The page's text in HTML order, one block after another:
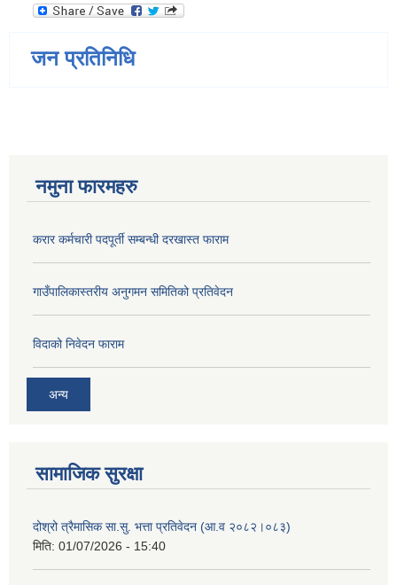
जन प्रतिनिधि
नमुना फारमहरु
करार कर्मचारी पदपूर्ती सम्बन्धी दरखास्त फाराम
गाउँपालिकास्तरीय अनुगमन समितिको प्रतिवेदन
विदाको निवेदन फाराम
अन्य
सामाजिक सुरक्षा
दोश्रो त्रैमासिक सा.सु. भत्ता प्रतिवेदन (आ.व २०८२।०८३)
मिति: 01/07/2026 - 15:40